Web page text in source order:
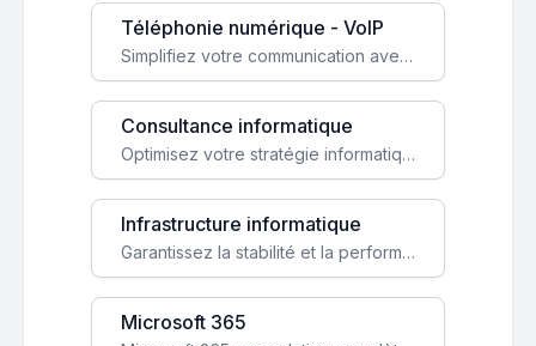
Téléphonie numérique - VoIP
Simplifiez votre communication avec une solution VoIP flexible, économique et adaptée à vos besoins professionnels.
Consultance informatique
Optimisez votre stratégie informatique avec l'expertise de nos consultants pour améliorer votre efficacité et sécurité.
Infrastructure informatique
Garantissez la stabilité et la performance de votre entreprise avec une infrastructure IT sécurisée et évolutive.
Microsoft 365